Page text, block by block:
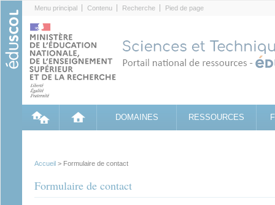
Menu principal Contenu Recherche Pied de page
DOMAINES RESSOURCES
Accueil > Formulaire de contact
Formulaire de contact